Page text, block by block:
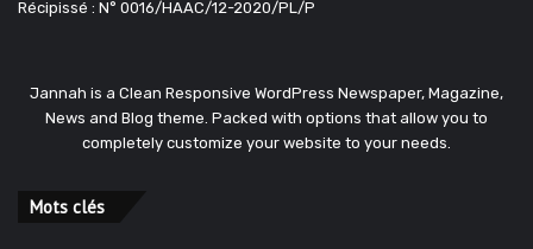
Récipissé : N° 0016/HAAC/12-2020/PL/P
Jannah is a Clean Responsive WordPress Newspaper, Magazine,
News and Blog theme. Packed with options that allow you to
completely customize your website to your needs.
Mots clés